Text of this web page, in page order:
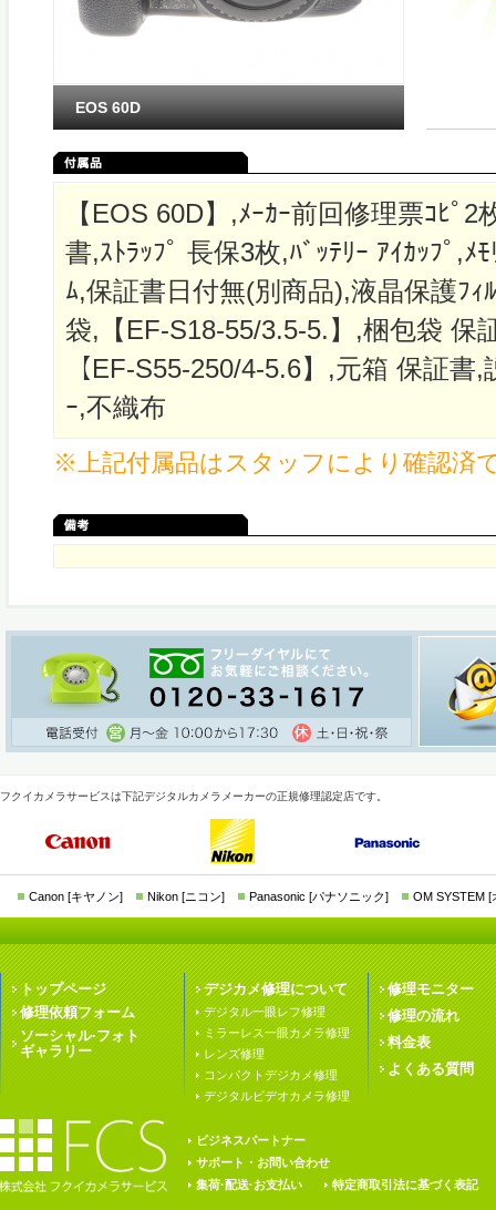
EOS 60D
【EOS 60D】,ﾒｰｶｰ前回修理票ｺﾋﾟ
書,ｽﾄﾗｯﾌﾟ 長保3枚,ﾊﾞｯﾃﾘｰ ｱｲｶｯﾌﾟ,ﾒ
ﾑ,保証書日付無(別商品),液晶保護ﾌｨ
袋,【EF-S18-55/3.5-5.】,梱包袋 保
【EF-S55-250/4-5.6】,元箱 保証書,
ｰ,不織布
※上記付属品はスタッフにより確認済
フクイカメラサービスは下記デジタルカメラメーカーの正規修理認定店です。
Canon [キヤノン] Nikon [ニコン] Panasonic [パナソニック] OM SYSTEM [
トップページ
修理依頼フォーム
ソーシャル·フォト
ギャラリー
デジカメ修理について
デジタル一眼レフ修理
ミラーレス一眼カメラ修理
レンズ修理
コンパクトデジカメ修理
デジタルビデオカメラ修理
修理モニター
修理の流れ
料金表
よくある質問
ビジネスパートナー
サポート・お問い合わせ
集荷·配送·お支払い
特定商取引法に基づく表記